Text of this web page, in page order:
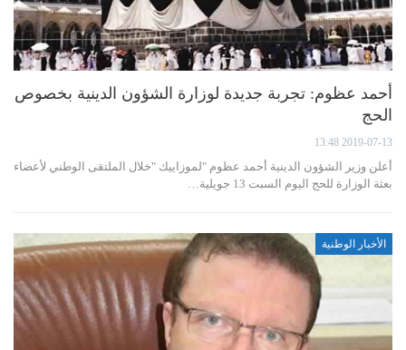
أحمد عظوم: تجربة جديدة لوزارة الشؤون الدينية بخصوص
الحج
2019-07-13 13:48
أعلن وزير الشؤون الدينية أحمد عظوم "لموزاييك "خلال الملتقى الوطني لأعضاء
بعثة الوزارة للحج اليوم السبت 13 جويلية…
الأخبار الوطنية